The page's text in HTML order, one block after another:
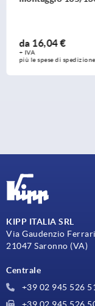
da23,63 €
+ IVA
più le spese di
KIPP ITALIA SRL
Via Gaudenzio
21047 Saronno (VA)
Centrale
+39 02 945 526